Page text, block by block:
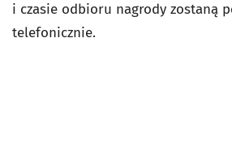
i czasie odbioru nagrody zostaną
telefonicznie.